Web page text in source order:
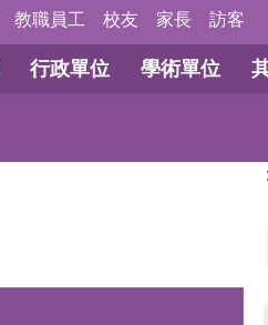
行政單位 學術單位
教職員工 校友 家長 訪客